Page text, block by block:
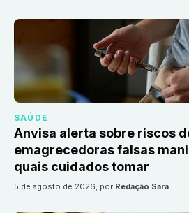
SAÚDE
Anvisa alerta sobre riscos
emagrecedoras falsas
quais cuidados tomar
5 de agosto de 2026, por Redação Sara